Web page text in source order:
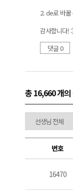
2. de로 바꿀
감사합니다! :)
댓글 0
총 16,660 개의
번호
16470